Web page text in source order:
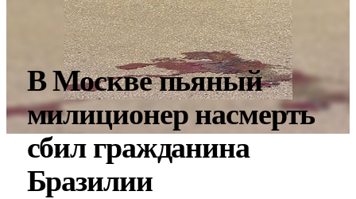
В Москве пьяный
милиционер насмерть
сбил гражданина
Бразилии